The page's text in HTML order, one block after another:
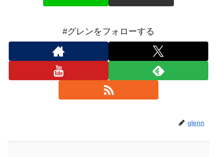
#グレンをフォローする
glenn